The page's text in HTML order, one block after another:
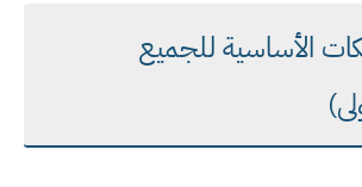
الأساسية للجميع